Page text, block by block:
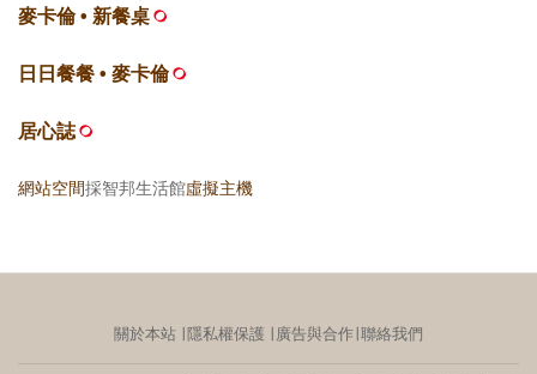
麥卡倫 • 新餐桌
日日餐餐 • 麥卡倫
居心誌
網站空間採智邦生活館虛擬主機
關於本站 ∣隱私權保護 ∣廣告與合作∣聯絡我們